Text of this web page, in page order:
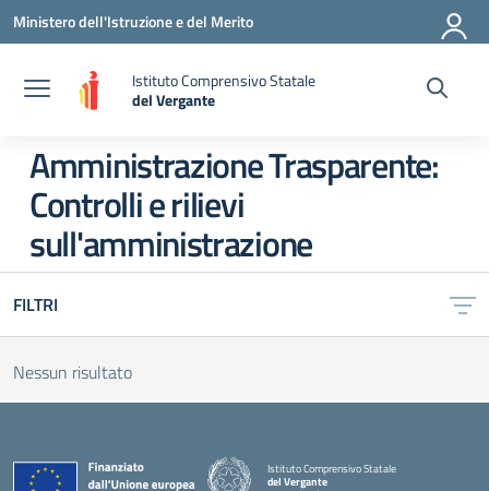
Vai ai contenuti
Vai al menu di navigazione
Vai al footer
Ministero dell'Istruzione e del Merito
Istituto Comprensivo Statale
del Vergante
— Visita la pagina iniziale della scuola
Amministrazione Trasparente:
Controlli e rilievi
sull'amministrazione
FILTRI
Nessun risultato
Istituto Comprensivo Statale
del Vergante